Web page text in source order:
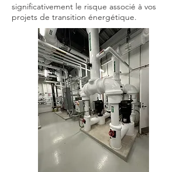
significativement le risque associé à vos
projets de transition énergétique.